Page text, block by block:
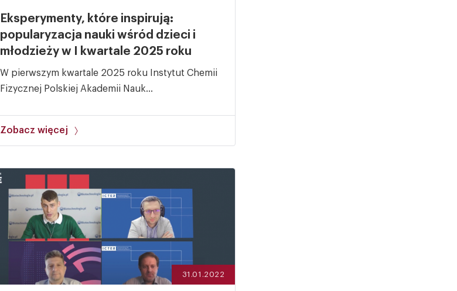
Eksperymenty, które inspirują:
popularyzacja nauki wśród dzieci i
młodzieży w I kwartale 2025 roku
W pierwszym kwartale 2025 roku Instytut Chemii
Fizycznej Polskiej Akademii Nauk...
Zobacz więcej
31.01.2022